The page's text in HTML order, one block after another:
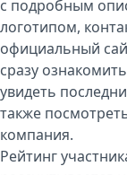
с подробным
логотипом,
официальный
сразу
увидеть
также
компания.
Рейтинг